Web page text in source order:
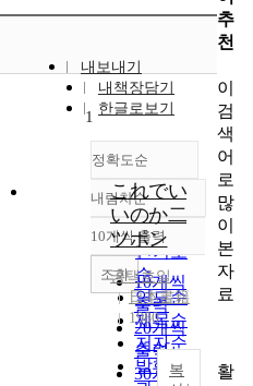
내보내기
내책장담기
한글로보기
정확도순
정확도
순
인기도
순
연도순
제목순
저자순
발행기
내림차순
내림차순
10개씩 출력
10개씩
출력
20개씩
출력
30개씩
조회
1
これでい
いのか二
ツポン
궁택호일
日本書籍
1980
복
추
천
이
검
색
어
로
많
이
본
자
료
활